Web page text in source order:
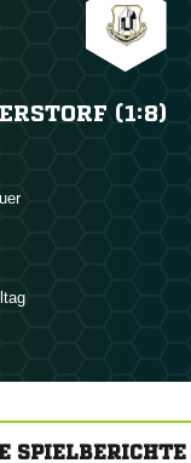
(1:8)
SPIELBERICHTE